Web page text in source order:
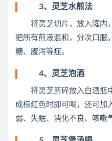
3、灵芝水煎法
将灵芝切片，放入罐内，
把所有煎液混和，分次口服
糖、腹泻等症。
4、灵芝泡酒
将灵芝剪碎放入白酒瓶
成棕红色时即可喝，还可加
弱、失眠、消化不良、咳嗽